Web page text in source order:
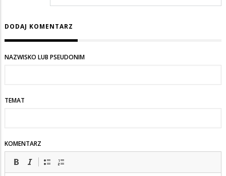
DODAJ KOMENTARZ
NAZWISKO LUB PSEUDONIM
TEMAT
KOMENTARZ